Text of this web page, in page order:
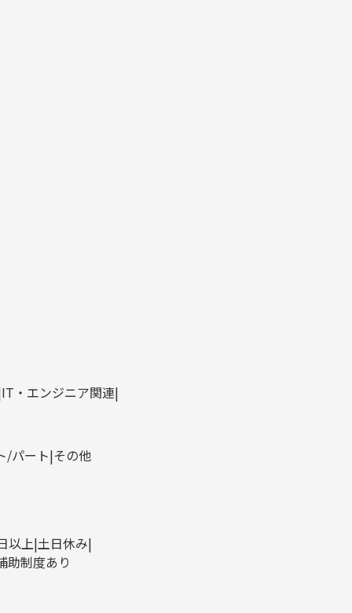
IT・エンジニア関連
/パート その他
以上 土日休み
助制度あり